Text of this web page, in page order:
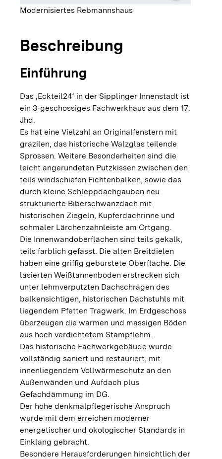
Modernisiertes Rebmannshaus
Beschreibung
Einführung
Das ‚Eckteil24‘ in der Sipplinger Innenstadt ist
ein 3-geschossiges Fachwerkhaus aus dem 17.
Jhd.
Es hat eine Vielzahl an Originalfenstern mit
grazilen, das historische Walzglas teilende
Sprossen. Weitere Besonderheiten sind die
leicht angerundeten Putzkissen zwischen den
teils windschiefen Fichtenbalken, sowie das
durch kleine Schleppdachgauben neu
strukturierte Biberschwanzdach mit
historischen Ziegeln, Kupferdachrinne und
schmaler Lärchenzahnleiste am Ortgang.
Die Innenwandoberflächen sind teils gekalk,
teils farblich gefasst. Die alten Breitdielen
haben eine griffig gebürstete Oberfläche. Die
lasierten Weißtannenböden erstrecken sich
unter lehmverputzten Dachschrägen des
balkensichtigen, historischen Dachstuhls mit
liegendem Pfetten Tragwerk. Im Erdgeschoss
überzeugen die warmen und massigen Böden
aus hoch verdichtetem Stampflehm.
Das historische Fachwerkgebäude wurde
vollständig saniert und restauriert, mit
innenliegendem Vollwärmeschutz an den
Außenwänden und Aufdach plus
Gefachdämmung im DG.
Der hohe denkmalpflegerische Anspruch
wurde mit dem erreichen moderner
energetischer und ökologischer Standards in
Einklang gebracht.
Besondere Herausforderungen hinsichtlich der